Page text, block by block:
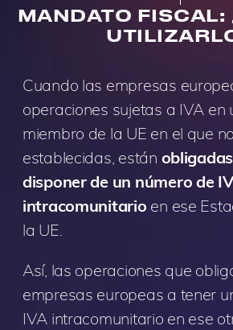
MANDATO FISCAL:
Cuando las empresas
operaciones sujetas a IVA en
miembro de la UE en el que
establecidas, están
disponer de un número de
intracomunitario en ese
la UE.
Así, las operaciones que
empresas europeas a tener
IVA intracomunitario en ese